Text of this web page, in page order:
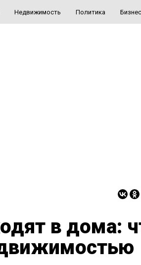
Недвижимость Политика Бизнес
в дома: